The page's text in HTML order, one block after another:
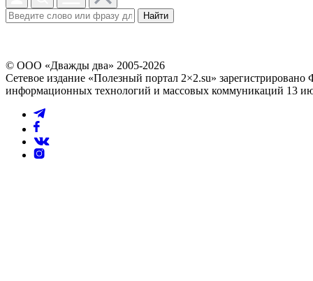
Найти
© ООО «Дважды два» 2005-2026
Сетевое издание «Полезный портал 2×2.su»
информационных технологий и массовых коммуникаций 13